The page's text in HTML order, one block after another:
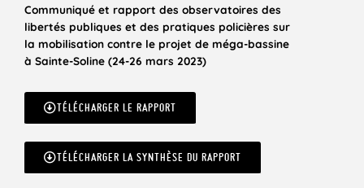
Communiqué et rapport des observatoires des
libertés publiques et des pratiques policières sur
la mobilisation contre le projet de méga-bassine
à Sainte-Soline (24-26 mars 2023)
TÉLÉCHARGER LE RAPPORT
TÉLÉCHARGER LA SYNTHÈSE DU RAPPORT